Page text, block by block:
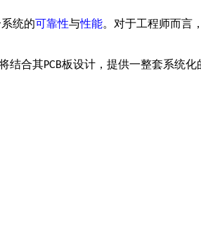
统的可靠性与性能。对于工程师而言
结合其PCB板设计，提供一整套系统化